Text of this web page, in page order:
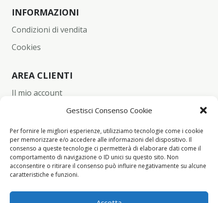
Gestisci Consenso Cookie
Per fornire le migliori esperienze, utilizziamo tecnologie come i cookie
per memorizzare e/o accedere alle informazioni del dispositivo. Il
consenso a queste tecnologie ci permetterà di elaborare dati come il
comportamento di navigazione o ID unici su questo sito. Non
acconsentire o ritirare il consenso può influire negativamente su alcune
caratteristiche e funzioni.
INFORMAZIONI
Condizioni di vendita
Cookies
AREA CLIENTI
Il mio account
Wishlist
Checkout
CONTACT INFO
+39 342 94 34 260